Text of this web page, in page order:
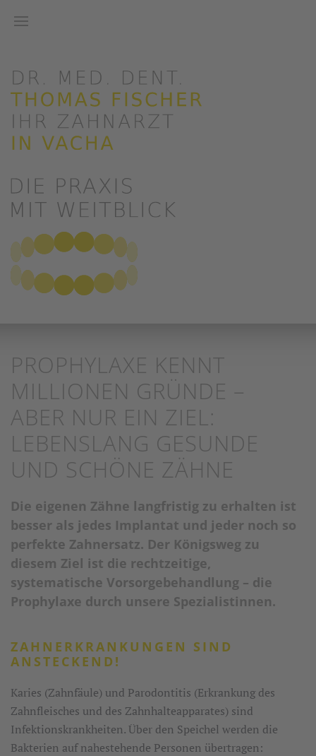
PROPHYLAXE KENNT
MILLIONEN GRÜNDE –
ABER NUR EIN ZIEL:
LEBENSLANG GESUNDE
UND SCHÖNE ZÄHNE
Die eigenen Zähne langfristig zu erhalten ist
besser als jedes Implantat und jeder noch so
perfekte Zahnersatz. Der Königsweg zu
diesem Ziel ist die rechtzeitige,
systematische Vorsorgebehandlung – die
Prophylaxe durch unsere Spezialistinnen.
ZAHNERKRANKUNGEN SIND
ANSTECKEND!
Karies (Zahnfäule) und Parodontitis (Erkrankung des
Zahnfleisches und des Zahnhalteapparates) sind
Infektionskrankheiten. Über den Speichel werden die
Bakterien auf nahestehende Personen übertragen: